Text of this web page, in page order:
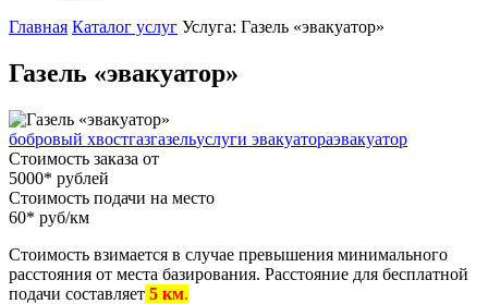
Главная Каталог услуг Услуга: Газель «эвакуатор»
Газель «эвакуатор»
бобровый хвостгазгазельуслуги эвакуатораэвакуатор
Стоимость заказа от
5000* рублей
Стоимость подачи на место
60* руб/км
Стоимость взимается в случае превышения минимального
расстояния от места базирования. Расстояние для бесплатной
подачи составляет 5 км.